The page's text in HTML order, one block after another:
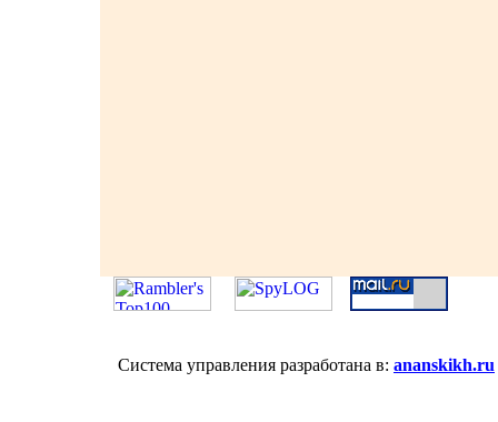
Система управления разработана в: ananskikh.ru